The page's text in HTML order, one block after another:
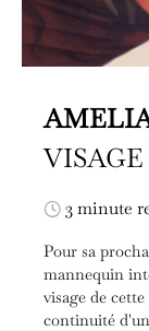
3 minute
Pour sa
mannequin
visage de
continuité